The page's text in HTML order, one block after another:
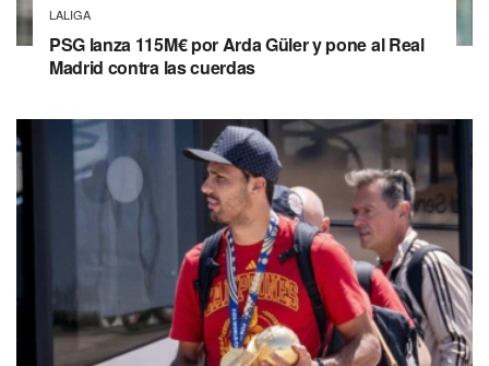
LALIGA
PSG lanza 115M€ por Arda Güler y pone al Real
Madrid contra las cuerdas